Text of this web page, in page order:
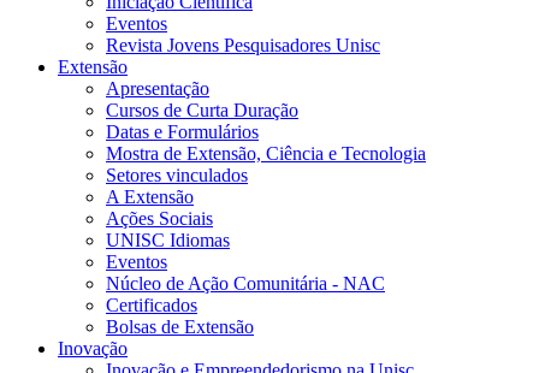
Eventos
Revista Jovens Pesquisadores Unisc
Extensão
Apresentação
Cursos de Curta Duração
Datas e Formulários
Mostra de Extensão, Ciência e Tecnologia
Setores vinculados
A Extensão
Ações Sociais
UNISC Idiomas
Eventos
Núcleo de Ação Comunitária - NAC
Certificados
Bolsas de Extensão
Inovação